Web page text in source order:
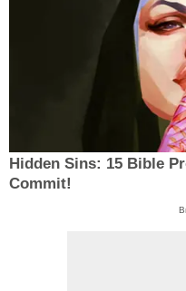
Hidden Sins: 15 Bible
Commit!